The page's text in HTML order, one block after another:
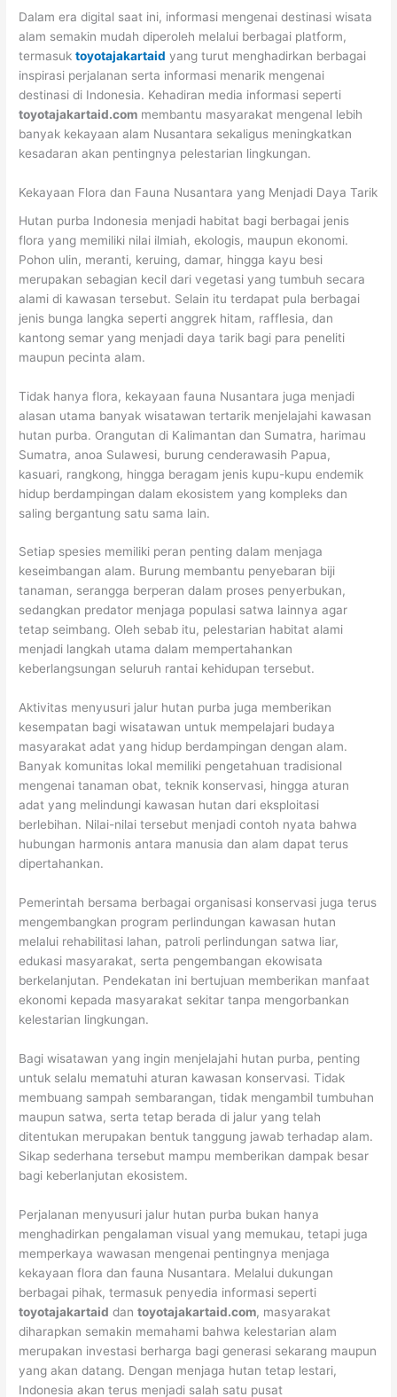
Dalam era digital saat ini, informasi mengenai destinasi wisata
alam semakin mudah diperoleh melalui berbagai platform,
termasuktoyotajakartaid yang turut menghadirkan berbagai
inspirasi perjalanan serta informasi menarik mengenai
destinasi di Indonesia. Kehadiran media informasi seperti
toyotajakartaid.com membantu masyarakat mengenal lebih
banyak kekayaan alam Nusantara sekaligus meningkatkan
kesadaran akan pentingnya pelestarian lingkungan.
Kekayaan Flora dan Fauna Nusantara yang Menjadi Daya Tarik
Hutan purba Indonesia menjadi habitat bagi berbagai jenis
flora yang memiliki nilai ilmiah, ekologis, maupun ekonomi.
Pohon ulin, meranti, keruing, damar, hingga kayu besi
merupakan sebagian kecil dari vegetasi yang tumbuh secara
alami di kawasan tersebut. Selain itu terdapat pula berbagai
jenis bunga langka seperti anggrek hitam, rafflesia, dan
kantong semar yang menjadi daya tarik bagi para peneliti
maupun pecinta alam.
Tidak hanya flora, kekayaan fauna Nusantara juga menjadi
alasan utama banyak wisatawan tertarik menjelajahi kawasan
hutan purba. Orangutan di Kalimantan dan Sumatra, harimau
Sumatra, anoa Sulawesi, burung cenderawasih Papua,
kasuari, rangkong, hingga beragam jenis kupu-kupu endemik
hidup berdampingan dalam ekosistem yang kompleks dan
saling bergantung satu sama lain.
Setiap spesies memiliki peran penting dalam menjaga
keseimbangan alam. Burung membantu penyebaran biji
tanaman, serangga berperan dalam proses penyerbukan,
sedangkan predator menjaga populasi satwa lainnya agar
tetap seimbang. Oleh sebab itu, pelestarian habitat alami
menjadi langkah utama dalam mempertahankan
keberlangsungan seluruh rantai kehidupan tersebut.
Aktivitas menyusuri jalur hutan purba juga memberikan
kesempatan bagi wisatawan untuk mempelajari budaya
masyarakat adat yang hidup berdampingan dengan alam.
Banyak komunitas lokal memiliki pengetahuan tradisional
mengenai tanaman obat, teknik konservasi, hingga aturan
adat yang melindungi kawasan hutan dari eksploitasi
berlebihan. Nilai-nilai tersebut menjadi contoh nyata bahwa
hubungan harmonis antara manusia dan alam dapat terus
dipertahankan.
Pemerintah bersama berbagai organisasi konservasi juga terus
mengembangkan program perlindungan kawasan hutan
melalui rehabilitasi lahan, patroli perlindungan satwa liar,
edukasi masyarakat, serta pengembangan ekowisata
berkelanjutan. Pendekatan ini bertujuan memberikan manfaat
ekonomi kepada masyarakat sekitar tanpa mengorbankan
kelestarian lingkungan.
Bagi wisatawan yang ingin menjelajahi hutan purba, penting
untuk selalu mematuhi aturan kawasan konservasi. Tidak
membuang sampah sembarangan, tidak mengambil tumbuhan
maupun satwa, serta tetap berada di jalur yang telah
ditentukan merupakan bentuk tanggung jawab terhadap alam.
Sikap sederhana tersebut mampu memberikan dampak besar
bagi keberlanjutan ekosistem.
Perjalanan menyusuri jalur hutan purba bukan hanya
menghadirkan pengalaman visual yang memukau, tetapi juga
memperkaya wawasan mengenai pentingnya menjaga
kekayaan flora dan fauna Nusantara. Melalui dukungan
berbagai pihak, termasuk penyedia informasi seperti
toyotajakartaid dantoyotajakartaid.com, masyarakat
diharapkan semakin memahami bahwa kelestarian alam
merupakan investasi berharga bagi generasi sekarang maupun
yang akan datang. Dengan menjaga hutan tetap lestari,
Indonesia akan terus menjadi salah satu pusat